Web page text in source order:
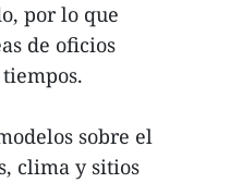
por lo que
de oficios
sobre el
clima y sitios